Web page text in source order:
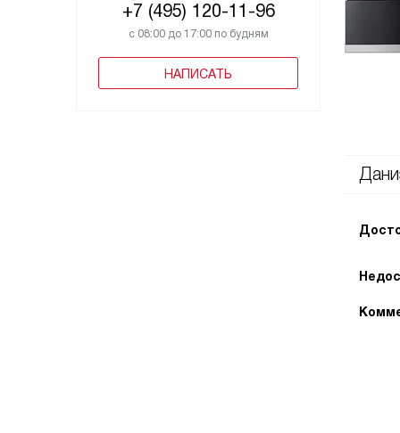
+7 (495) 120-11-96
с 08:00 до 17:00 по будням
НАПИСАТЬ